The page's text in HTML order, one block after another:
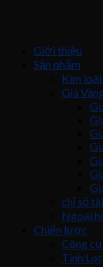
Giới thiệu
Sản phẩm
Kim
Giá
chỉ số
Ngoại
Chiến lược
Công
Tính Lot